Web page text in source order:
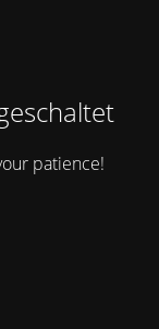
patience!